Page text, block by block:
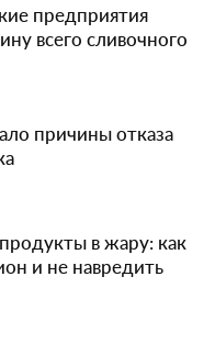
предприятия
всего сливочного
причины отказа
в жару: как
и не навредить